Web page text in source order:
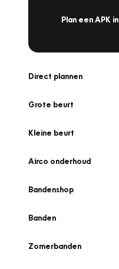
Plan een APK in
Direct plannen
Grote beurt
Kleine beurt
Airco onderhoud
Bandenshop
Banden
Zomerbanden